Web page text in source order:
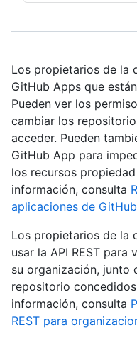
Los propietarios de la
GitHub Apps que
Pueden ver los
cambiar los
acceder. Pueden
GitHub App para
los recursos
información, consulta
aplicaciones de
Los propietarios de la
usar la API REST
su organización, junto
repositorio
información, consulta
REST para